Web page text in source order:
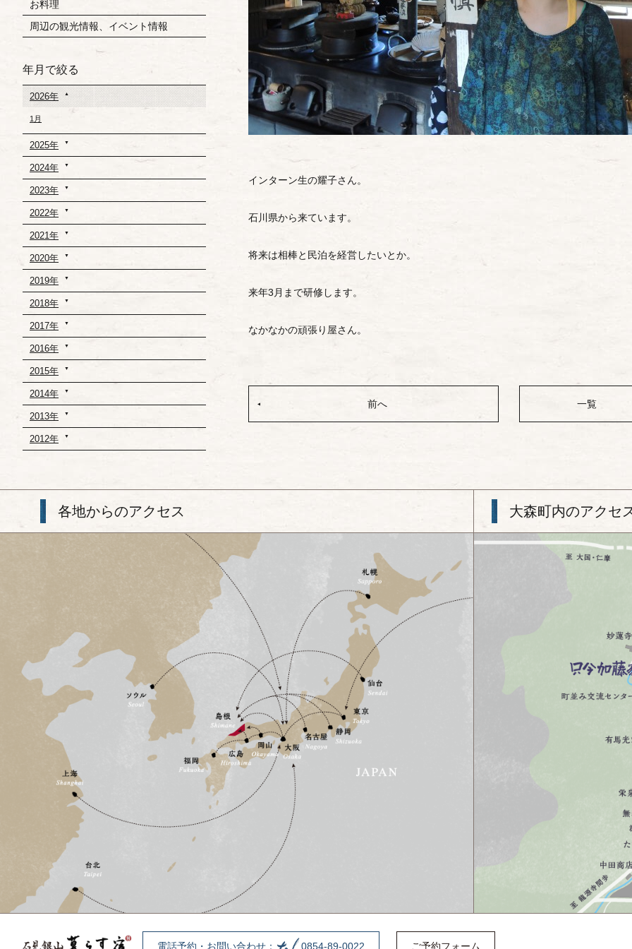
インターン生の耀子さん。
石川県から来ています。
将来は相棒と民泊を経営したいとか。
来年3月まで研修します。
なかなかの頑張り屋さん。
前へ 一覧
お料理
周辺の観光情報、イベント情報
年月で絞る
2026年
1月
2025年
2024年
2023年
2022年
2021年
2020年
2019年
2018年
2017年
2016年
2015年
2014年
2013年
2012年
各地からのアクセス 大森町内のアクセ
電話予約・お問い合わせ： 0854-89-0022 ご予約フォーム